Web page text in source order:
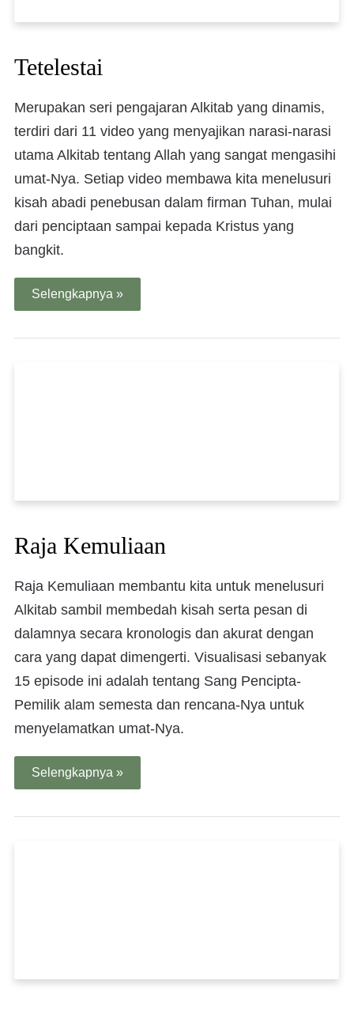
Tetelestai
Merupakan seri pengajaran Alkitab yang dinamis,
terdiri dari 11 video yang menyajikan narasi-narasi
utama Alkitab tentang Allah yang sangat mengasihi
umat-Nya. Setiap video membawa kita menelusuri
kisah abadi penebusan dalam firman Tuhan, mulai
dari penciptaan sampai kepada Kristus yang
bangkit.
Selengkapnya »
Raja Kemuliaan
Raja Kemuliaan membantu kita untuk menelusuri
Alkitab sambil membedah kisah serta pesan di
dalamnya secara kronologis dan akurat dengan
cara yang dapat dimengerti. Visualisasi sebanyak
15 episode ini adalah tentang Sang Pencipta-
Pemilik alam semesta dan rencana-Nya untuk
menyelamatkan umat-Nya.
Selengkapnya »